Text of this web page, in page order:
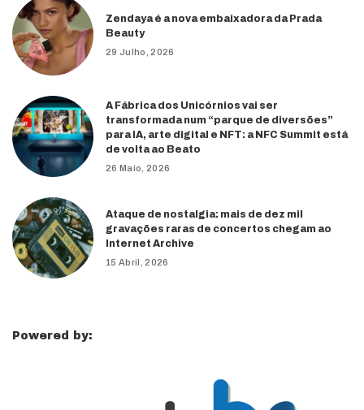
Zendaya é a nova embaixadora da Prada
Beauty
29 Julho, 2026
A Fábrica dos Unicórnios vai ser
transformada num “parque de diversões”
para IA, arte digital e NFT: a NFC Summit está
de volta ao Beato
26 Maio, 2026
Ataque de nostalgia: mais de dez mil
gravações raras de concertos chegam ao
Internet Archive
15 Abril, 2026
Powered by: